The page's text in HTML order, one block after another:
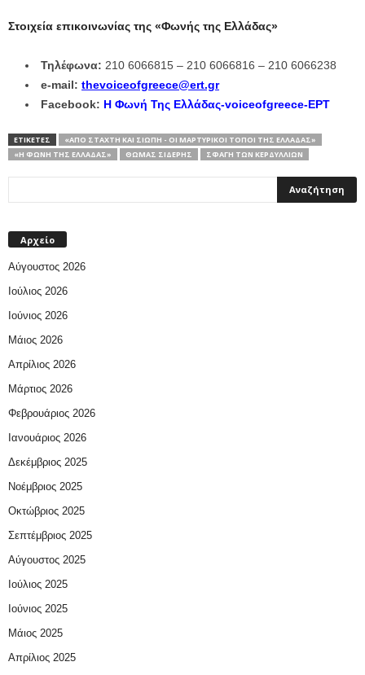
Στοιχεία επικοινωνίας της «Φωνής της Ελλάδας»
Τηλέφωνα: 210 6066815 – 210 6066816 – 210 6066238
e-mail: thevoiceofgreece@ert.gr
Facebook: Η Φωνή Της Ελλάδας-voiceofgreece-ΕΡΤ
ΕΤΙΚΕΤΕΣ
«ΑΠΌ ΣΤΆΧΤΗ ΚΑΙ ΣΙΩΠΉ - ΟΙ ΜΑΡΤΥΡΙΚΟΊ ΤΌΠΟΙ ΤΗΣ ΕΛΛΆΔΑΣ»
«Η ΦΩΝΉ ΤΗΣ ΕΛΛΆΔΑΣ»
ΘΩΜΆΣ ΣΊΔΕΡΗΣ ΣΦΑΓΉ ΤΩΝ ΚΕΡΔΥΛΛΊΩΝ
Αρχείο
Αύγουστος 2026
Ιούλιος 2026
Ιούνιος 2026
Μάιος 2026
Απρίλιος 2026
Μάρτιος 2026
Φεβρουάριος 2026
Ιανουάριος 2026
Δεκέμβριος 2025
Νοέμβριος 2025
Οκτώβριος 2025
Σεπτέμβριος 2025
Αύγουστος 2025
Ιούλιος 2025
Ιούνιος 2025
Μάιος 2025
Απρίλιος 2025